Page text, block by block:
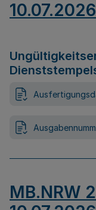
10.07.2026
MB.NRW